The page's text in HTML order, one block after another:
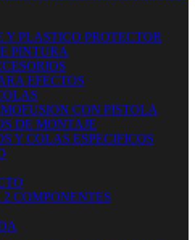
PLASTICO PROTECTOR
PINTURA
EFECTOS
CON PISTOLA
DE MONTAJE
Y COLAS ESPECIFICOS
COMPONENTES